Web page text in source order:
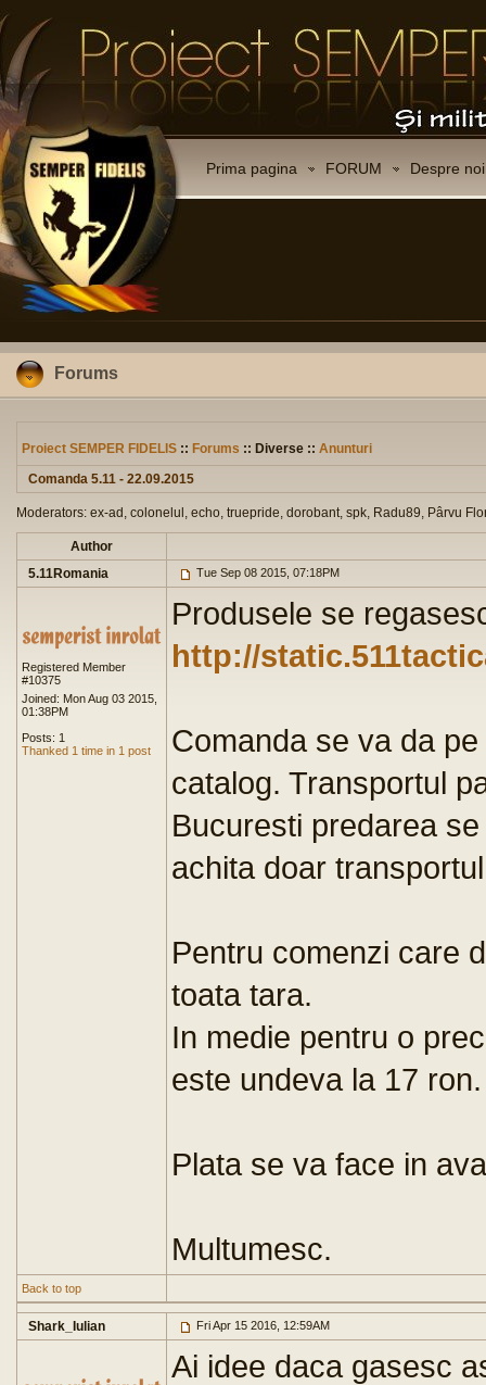
Prima pagina FORUM Despre noi
Forums
Proiect SEMPER FIDELIS :: Forums :: Diverse :: Anunturi
Comanda 5.11 - 22.09.2015
Moderators: ex-ad, colonelul, echo, truepride, dorobant, spk, Radu89, Pârvu
Author
5.11Romania
Tue Sep 08 2015, 07:18PM
Registered Member
#10375
Joined: Mon Aug 03 2015,
01:38PM
Posts: 1
Thanked 1 time in 1 post
Produsele se
http://
Comanda se va da pe
catalog. Transportul
Bucuresti predarea
achita doar
Pentru comenzi care
toata tara.
In medie pentru o
este undeva la 17 ron.
Plata se va face in
Multumesc.
Back to top
Shark_Iulian Fri Apr 15 2016, 12:59AM
Ai idee daca gasesc